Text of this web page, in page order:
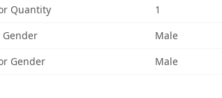
Quantity
1
Gender
Male
Gender
Male